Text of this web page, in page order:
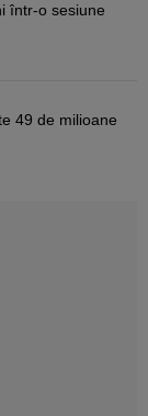
într-o sesiune
49 de milioane